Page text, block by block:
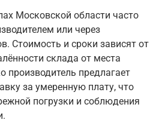
Московской области часто
или через
Стоимость и сроки зависят от
склада от места
производитель предлагает
за умеренную плату, что
погрузки и соблюдения